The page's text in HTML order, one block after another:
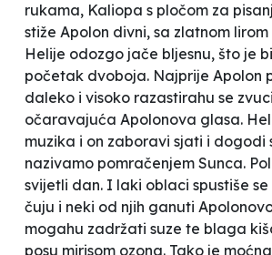
rukama, Kaliopa s pločom za
stiže Apolon divni, sa zlatnom
Helije odozgo jače bljesnu, što je
početak dvoboja. Najprije Apolon
daleko i visoko razastirahu se
očaravajuća Apolonova glasa.
muzika i on zaboravi sjati i dogodi
nazivamo pomračenjem Sunca.
svijetli dan. I laki oblaci spustiše
čuju i neki od njih ganuti
mogahu zadržati suze te blaga
posu mirisom ozona. Tako je